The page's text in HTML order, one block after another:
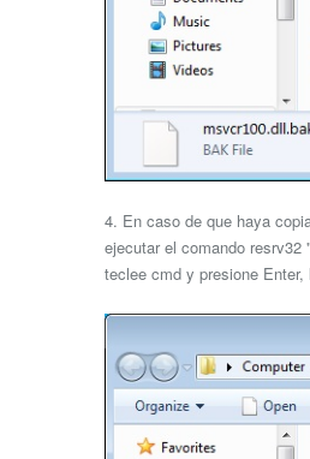
4. En caso de que haya
ejecutar el comando
teclee cmd y presione